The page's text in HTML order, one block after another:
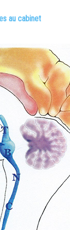
au cabinet